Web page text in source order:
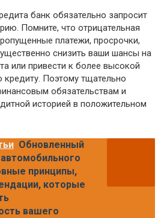
банк обязательно запросит
Помните, что отрицательная
платежи, просрочки,
снизить ваши шансы на
или привести к более высокой
кредиту. Поэтому тщательно
обязательствам и
историей в положительном
Обновленный
принципы,
которые
вашего